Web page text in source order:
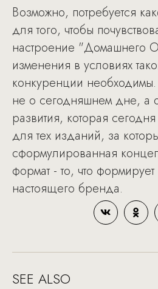
Возможно, потребуется
для того, чтобы
настроение "Домашнего
изменения в условиях
конкуренции
не о сегодняшнем дне, а
развития, которая
для тех изданий, за
сформулированная
формат - то, что формирует
настоящего бренда.
SEE ALSO